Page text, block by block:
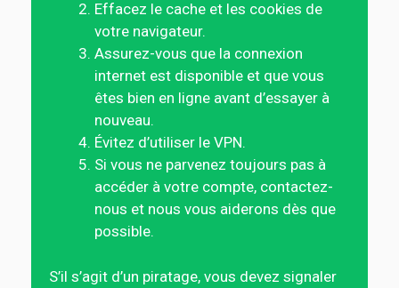
Effacez le cache et les cookies de
votre navigateur.
Assurez-vous que la connexion
internet est disponible et que vous
êtes bien en ligne avant d’essayer à
nouveau.
Évitez d’utiliser le VPN.
Si vous ne parvenez toujours pas à
accéder à votre compte, contactez-
nous et nous vous aiderons dès que
possible.
S’il s’agit d’un piratage, vous devez signaler